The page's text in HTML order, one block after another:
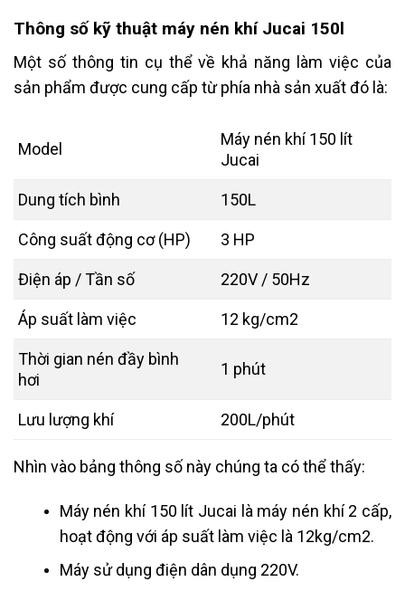
Thông số kỹ thuật máy nén khí Jucai 150l
Một số thông tin cụ thể về khả năng làm việc của
sản phẩm được cung cấp từ phía nhà sản xuất đó là:
Model
Máy nén khí 150 lít
Jucai
Dung tích bình 150L
Công suất động cơ (HP) 3 HP
Điện áp / Tần số 220V / 50Hz
Áp suất làm việc 12 kg/cm2
Thời gian nén đầy bình
hơi
1 phút
Lưu lượng khí 200L/phút
Nhìn vào bảng thông số này chúng ta có thể thấy:
Máy nén khí 150 lít Jucai là máy nén khí 2 cấp,
hoạt động với áp suất làm việc là 12kg/cm2.
Máy sử dụng điện dân dụng 220V.